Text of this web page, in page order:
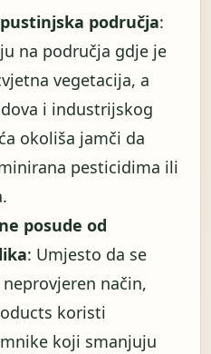
područja:
na područja gdje je
vegetacija, a
i industrijskog
okoliša jamči da
pesticidima ili
posude od
: Umjesto da se
način,
koristi
koji smanjuju